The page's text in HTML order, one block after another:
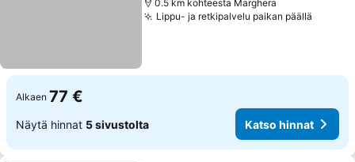
0.5 km kohteesta Marghera
Lippu- ja retkipalvelu paikan päällä
Alkaen 77 €
Näytä hinnat 5 sivustolta Katso hinnat